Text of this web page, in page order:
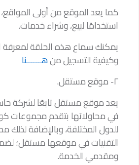
كما يعد الموقع من أولى
استخدامًا لبيع، وشراء خدمات.
يمكنك سماع هذه الحلقة لمعرفة
وكيفية التسجيل منهــــــنا
٢- موقع مستقل.
يعد موقع مستقل تابعًا لشركة
في محاولاتها بتقدم مجموعات
للدول المختلفة، وبالإضافة لذلك
التقنيات في موقعها مستقل؛
ومقدمي الخدمة.